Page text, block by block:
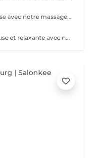
Plongez dans une expérience luxueuse avec notre massage Vinothérapie de 40, 60 ou 90 minutes. Nos Esthetcienne experts utiliseront des techniques spécifiques, combinant les bienfaits du raisin pour apaiser vos muscles et offrir une sensation de détente profonde. Le temps de préparation et d'installation de la cliente est inclus dans la durée sélectionnée, garantissant une expérience dédiée à votre bien-être. Laissez-vous emporter par ce moment de délice, revitalisant à la fois votre corps et votre esprit.
Profitez d'une atmosphère chaleureuse et relaxante avec notre massage aux bougies de 40, 60 ou 90 minutes. Nos esthéticiennes spécialisées intègrent des bougies parfumées pour créer une ambiance paisible tout en appliquant des techniques douces visant à soulager les tensions musculaires. Le temps de préparation et d'installation de la cliente est inclus dans la période choisie, garantissant que chaque minute soit dédiée à votre bien-être. Offrez-vous une expérience de rajeunissement du corps et de l'esprit dans ce cadre serein.